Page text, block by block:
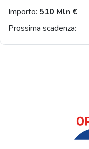
Importo: 510 Mln €
Prossima scadenza: